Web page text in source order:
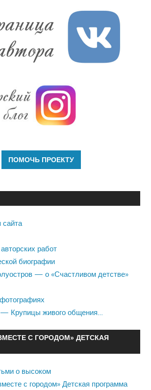
работ
биографии
— о «Счастливом детстве»
Крупицы живого общения…
С ГОРОДОМ» ДЕТСКАЯ
о высоком
с городом» Детская программа